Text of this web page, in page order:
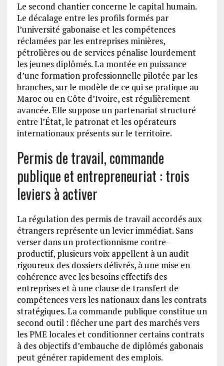
Le second chantier concerne le capital humain.
Le décalage entre les profils formés par
l’université gabonaise et les compétences
réclamées par les entreprises minières,
pétrolières ou de services pénalise lourdement
les jeunes diplômés. La montée en puissance
d’une formation professionnelle pilotée par les
branches, sur le modèle de ce qui se pratique au
Maroc ou en Côte d’Ivoire, est régulièrement
avancée. Elle suppose un partenariat structuré
entre l’État, le patronat et les opérateurs
internationaux présents sur le territoire.
Permis de travail, commande
publique et entrepreneuriat : trois
leviers à activer
La régulation des permis de travail accordés aux
étrangers représente un levier immédiat. Sans
verser dans un protectionnisme contre-
productif, plusieurs voix appellent à un audit
rigoureux des dossiers délivrés, à une mise en
cohérence avec les besoins effectifs des
entreprises et à une clause de transfert de
compétences vers les nationaux dans les contrats
stratégiques. La commande publique constitue un
second outil : flécher une part des marchés vers
les PME locales et conditionner certains contrats
à des objectifs d’embauche de diplômés gabonais
peut générer rapidement des emplois.